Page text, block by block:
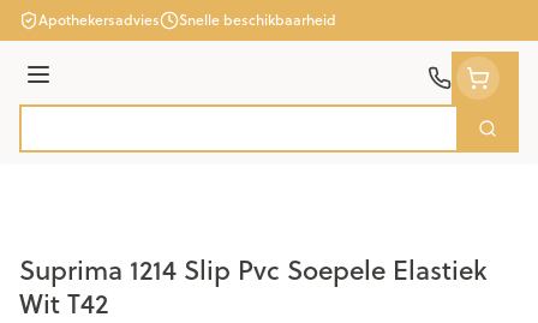
Ga naar de inhoud
Apothekersadvies Snelle beschikbaarheid
Menu
Zoek
Suprima 1214 Slip Pvc Soepele Elastiek
Wit T42